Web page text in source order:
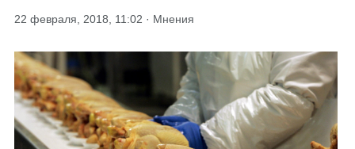
22 февраля, 2018, 11:02 · Мнения